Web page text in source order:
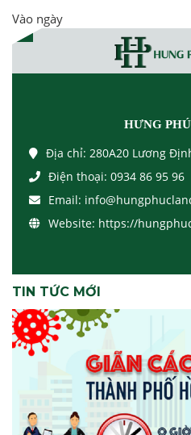
Vào ngày
HƯNG
Địa chỉ: 280A20 Lương
Điện thoại: 0934 86 95 96
Email:
Website: https://
TIN TỨC MỚI